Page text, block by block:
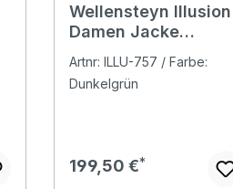
Wellensteyn Illusion
Damen Jacke
Artnr: ILLU-757 / Farbe:
Dunkelgrün
Regulärer Preis:
199,50 €